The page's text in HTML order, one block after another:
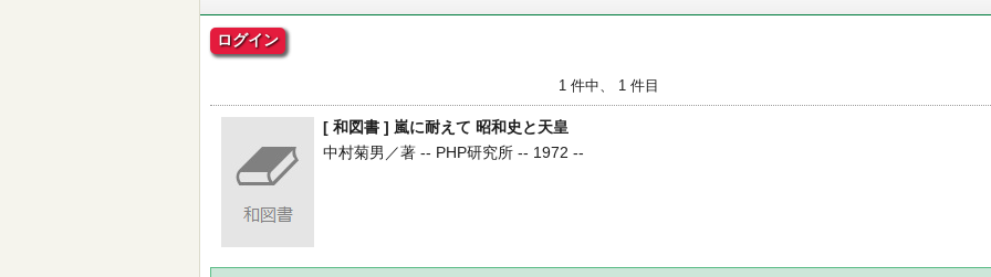
ログイン
1 件中、 1 件目
[ 和図書 ] 嵐に耐えて 昭和史と天皇
中村菊男／著 -- PHP研究所 -- 1972 --